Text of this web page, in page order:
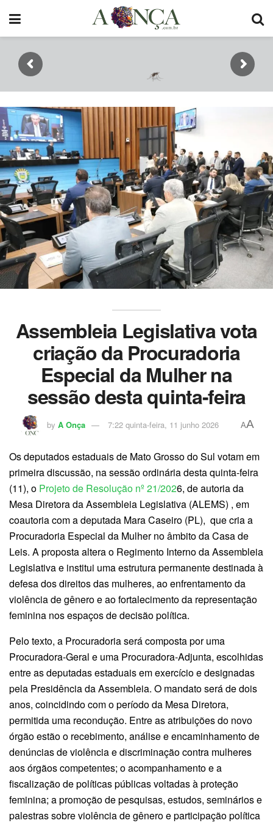
Assembleia Legislativa vota
criação da Procuradoria
Especial da Mulher na
sessão desta quinta-feira
by A Onça 7:22 quinta-feira, 11 junho 2026 AA
Os deputados estaduais de Mato Grosso do Sul votam em
primeira discussão, na sessão ordinária desta quinta-feira
(11), o Projeto de Resolução nº 21/2026, de autoria da
Mesa Diretora da Assembleia Legislativa (ALEMS) , em
coautoria com a deputada Mara Caseiro (PL), que cria a
Procuradoria Especial da Mulher no âmbito da Casa de
Leis. A proposta altera o Regimento Interno da Assembleia
Legislativa e institui uma estrutura permanente destinada à
defesa dos direitos das mulheres, ao enfrentamento da
violência de gênero e ao fortalecimento da representação
feminina nos espaços de decisão política.
Pelo texto, a Procuradoria será composta por uma
Procuradora-Geral e uma Procuradora-Adjunta, escolhidas
entre as deputadas estaduais em exercício e designadas
pela Presidência da Assembleia. O mandato será de dois
anos, coincidindo com o período da Mesa Diretora,
permitida uma recondução. Entre as atribuições do novo
órgão estão o recebimento, análise e encaminhamento de
denúncias de violência e discriminação contra mulheres
aos órgãos competentes; o acompanhamento e a
fiscalização de políticas públicas voltadas à proteção
feminina; a promoção de pesquisas, estudos, seminários e
palestras sobre violência de gênero e participação política